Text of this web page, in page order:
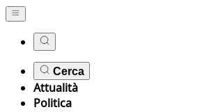
Cerca
Attualità
Politica